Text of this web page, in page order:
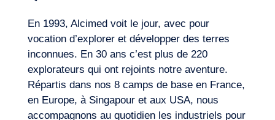
En 1993, Alcimed voit le jour, avec pour
vocation d’explorer et développer des terres
inconnues. En 30 ans c’est plus de 220
explorateurs qui ont rejoints notre aventure.
Répartis dans nos 8 camps de base en France,
en Europe, à Singapour et aux USA, nous
accompagnons au quotidien les industriels pour